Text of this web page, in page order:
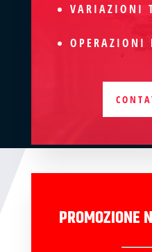
VARIAZIONI
OPERAZIONI
PROMOZIONE